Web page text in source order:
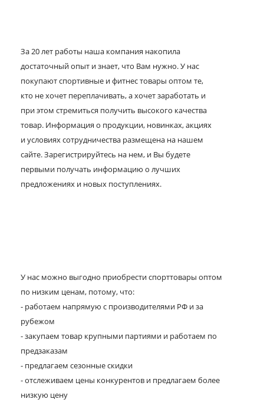
За 20 лет работы наша компания накопила
достаточный опыт и знает, что Вам нужно. У нас
покупают спортивные и фитнес товары оптом те,
кто не хочет переплачивать, а хочет заработать и
при этом стремиться получить высокого качества
товар. Информация о продукции, новинках, акциях
и условиях сотрудничества размещена на нашем
сайте. Зарегистрируйтесь на нем, и Вы будете
первыми получать информацию о лучших
предложениях и новых поступлениях.
У нас можно выгодно приобрести спорттовары оптом
по низким ценам, потому, что:
- работаем напрямую с производителями РФ и за
рубежом
- закупаем товар крупными партиями и работаем по
предзаказам
- предлагаем сезонные скидки
- отслеживаем цены конкурентов и предлагаем более
низкую цену